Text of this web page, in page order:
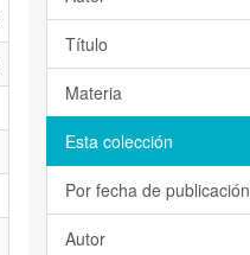
Título
Materia
Esta colección
Por fecha de publicación
Autor